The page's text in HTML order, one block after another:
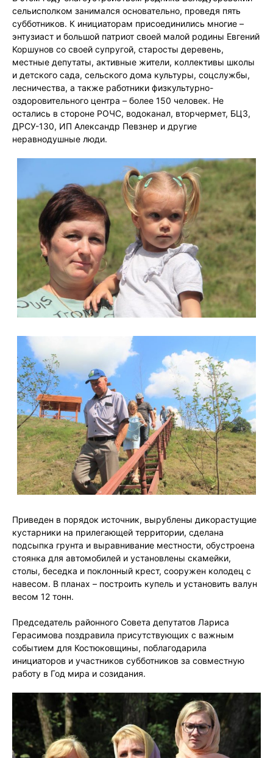
сельисполком занимался основательно, проведя пять
субботников. К инициаторам присоединились многие –
энтузиаст и большой патриот своей малой родины Евгений
Коршунов со своей супругой, старосты деревень,
местные депутаты, активные жители, коллективы школы
и детского сада, сельского дома культуры, соцслужбы,
лесничества, а также работники физкультурно-
оздоровительного центра – более 150 человек. Не
остались в стороне РОЧС, водоканал, вторчермет, БЦЗ,
ДРСУ-130, ИП Александр Певзнер и другие
неравнодушные люди.
Приведен в порядок источник, вырублены дикорастущие
кустарники на прилегающей территории, сделана
подсыпка грунта и выравнивание местности, обустроена
стоянка для автомобилей и установлены скамейки,
столы, беседка и поклонный крест, сооружен колодец с
навесом. В планах – построить купель и установить валун
весом 12 тонн.
Председатель районного Совета депутатов Лариса
Герасимова поздравила присутствующих с важным
событием для Костюковщины, поблагодарила
инициаторов и участников субботников за совместную
работу в Год мира и созидания.